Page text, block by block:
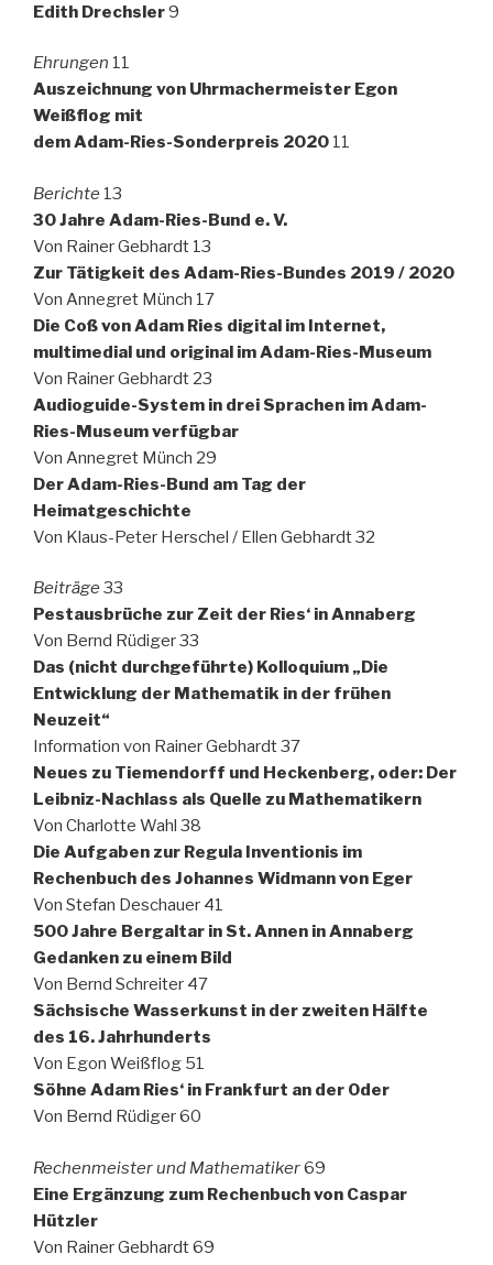
Edith Drechsler9
Ehrungen 11
Auszeichnung von Uhrmachermeister Egon
Weißflog mit
dem Adam-Ries-Sonderpreis 2020 11
Berichte 13
30 Jahre Adam-Ries-Bund e. V.
Von Rainer Gebhardt 13
Zur Tätigkeit des Adam-Ries-Bundes 2019 / 2020
Von Annegret Münch 17
Die Coß von Adam Ries digital im Internet,
multimedial und original im Adam-Ries-Museum
Von Rainer Gebhardt 23
Audioguide-System in drei Sprachen im Adam-
Ries-Museum verfügbar
Von Annegret Münch 29
Der Adam-Ries-Bund am Tag der
Heimatgeschichte
Von Klaus-Peter Herschel / Ellen Gebhardt 32
Beiträge 33
Pestausbrüche zur Zeit der Ries‘ in Annaberg
Von Bernd Rüdiger 33
Das (nicht durchgeführte) Kolloquium „Die
Entwicklung der Mathematik in der frühen
Neuzeit“
Information von Rainer Gebhardt 37
Neues zu Tiemendorff und Heckenberg, oder: Der
Leibniz-Nachlass als Quelle zu Mathematikern
Von Charlotte Wahl 38
Die Aufgaben zur Regula Inventionis im
Rechenbuch des Johannes Widmann von Eger
Von Stefan Deschauer 41
500 Jahre Bergaltar in St. Annen in Annaberg
Gedanken zu einem Bild
Von Bernd Schreiter 47
Sächsische Wasserkunst in der zweiten Hälfte
des 16. Jahrhunderts
Von Egon Weißflog 51
Söhne Adam Ries‘ in Frankfurt an der Oder
Von Bernd Rüdiger 60
Rechenmeister und Mathematiker69
Eine Ergänzung zum Rechenbuch von Caspar
Hützler
Von Rainer Gebhardt 69